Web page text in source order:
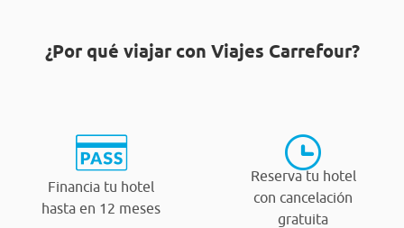
¿Por qué viajar con Viajes Carrefour?
Financia tu hotel
hasta en 12 meses
Reserva tu hotel
con cancelación
gratuita